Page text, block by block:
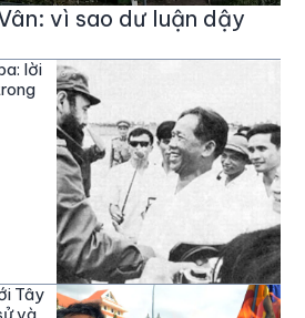
vì sao dư luận dậy
lời
Tây